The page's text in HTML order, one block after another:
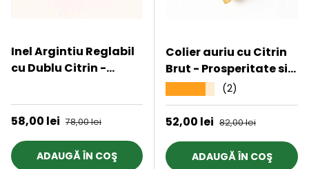
Inel Argintiu Reglabil
cu Dublu Citrin -
Abundenta
Preț de vânzare
58,00 lei Preț obișnuit
78,00 lei
ADAUGĂ ÎN COŞ
Colier auriu cu Citrin
Brut - Prosperitate si
Energie Pozitiva
(2)
Preț de vânzare
52,00 lei Preț obișnuit
82,00 lei
ADAUGĂ ÎN COŞ